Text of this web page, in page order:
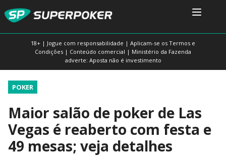
18+ | Jogue com responsabilidade | Aplicam-se os Termos e
Condições | Conteúdo comercial | Ministério da Fazenda
adverte: Aposta não é investimento
POKER
Maior salão de poker de Las
Vegas é reaberto com festa e
49 mesas; veja detalhes